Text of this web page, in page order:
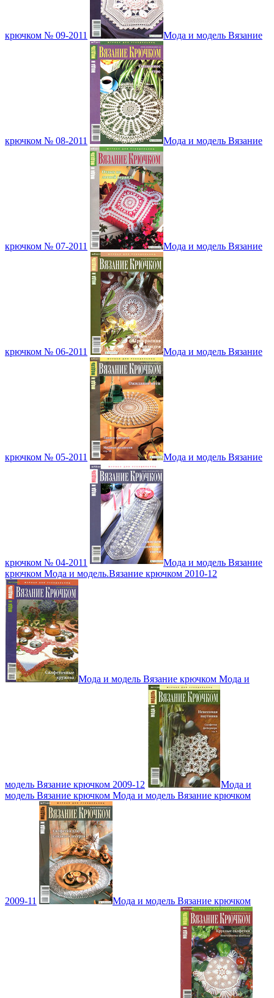
крючком № 09-2011 Мода и модель Вязание
крючком № 08-2011 Мода и модель Вязание
крючком № 07-2011 Мода и модель Вязание
крючком № 06-2011 Мода и модель Вязание
крючком № 05-2011 Мода и модель Вязание
крючком № 04-2011
Мода и модель Вязание
крючком Мода и модель.Вязание крючком 2010-12
Мода и модель Вязание крючком Мода и
модель Вязание крючком 2009-12
Мода и
модель Вязание крючком Мода и модель Вязание крючком
2009-11 Мода и модель Вязание крючком